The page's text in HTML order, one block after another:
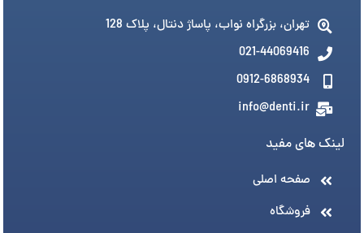
تهران، بزرگراه نواب، پاساژ دنتال، پلاک 128
021-44069416
0912-6868934
info@denti.ir
لینک های مفید
صفحه اصلی
فروشگاه